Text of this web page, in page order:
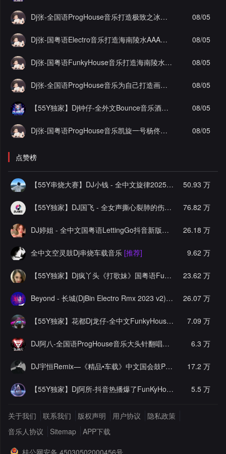
Dj张-全国语ProgHouse音乐打造极致之冰徐颖思九万字实录串烧Vol.29 08/05
Dj张-国粤语Electro音乐打造海南陵水AAA工程李总私人定制舍得实录串烧Vol.2 08/05
Dj张-国粤语FunkyHouse音乐打造海南陵水AAA工程李总私人定制抖音热播坏小子实录串烧Vol.3 08/05
Dj张-全国语ProgHouse音乐为自己打造画心顶级作品实录串烧 08/05
【55Y独家】Dj钟仔-全外文Bounce音乐酒吧大厅潮牌时尚爆点超嗨棒斯炸街串烧 08/05
Dj张-国粤语ProgHouse音乐凯旋一号杨佟瑄杨小姐私人定制圆实录串烧Vol.12 08/05
点赞榜
【55Y串烧大赛】DJ小钱 - 全中文旋律2025抖音热播精选串烧 50.93 万
【55Y独家】DJ国飞 - 全女声撕心裂肺的伤感情歌精选集-HiFi高清立体声车载连版大碟 76.82 万
DJ婷姐 - 全中文国粤语LettingGo抖音新版慢摇串烧 [推荐]
26.18 万
全中文空灵鼓Dj串烧车载音乐 [推荐] 9.62 万
【55Y独家】Dj疯丫头《打歌妹》国粤语Funk音乐抖音热播55Y车载串烧 23.62 万
Beyond - 长城(DjBin Electro Rmx 2023 v2)[热门]26.07 万
【55Y独家】花都Dj龙仔-全中文FunkyHouse音乐近期网络流行热播慢摇串烧 7.09 万
DJ阿八-全国语ProgHouse音乐大头针翻唱抖音热播专辑串烧 6.3 万
DJ宇恒Remix—《精品•车载》中文国会鼓ProgHouse [推荐]
17.2 万
【55Y独家】Dj阿所-抖音热播爆了FunKyHouse中英文串烧 5.5 万
关于我们 联系我们 版权声明 用户协议
隐私政策
音乐人协议
Sitemap APP下载